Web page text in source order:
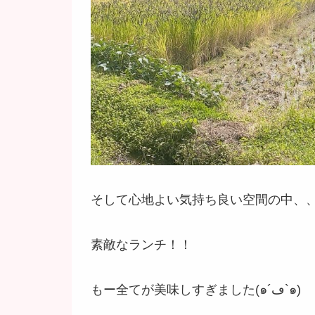
そして心地よい気持ち良い空間の中、
素敵なランチ！！
もー全てが美味しすぎました(๑´ڡ`๑)